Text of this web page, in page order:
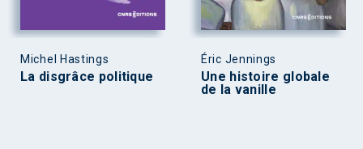
Michel Hastings
La disgrâce politique
Éric Jennings
Une histoire globale
de la vanille